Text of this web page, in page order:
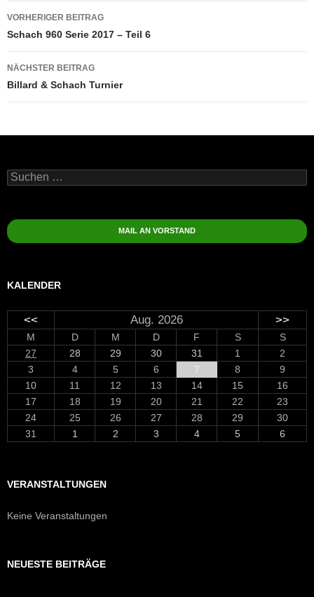
Beitragsnavigation
VORHERIGER BEITRAG
Schach 960 Serie 2017 – Teil 6
NÄCHSTER BEITRAG
Billard & Schach Turnier
Suchen
nach:
MAIL AN VORSTAND
KALENDER
<< Aug. 2026 >>
M D M D F S
S
27
28 29 30 31 1
2
3
4 5 6 7 8
9
10
11 12 13 14 15
16
17
18 19 20 21 22
23
24
25 26 27 28 29
30
31
1 2 3 4 5 6
VERANSTALTUNGEN
Keine Veranstaltungen
NEUESTE BEITRÄGE